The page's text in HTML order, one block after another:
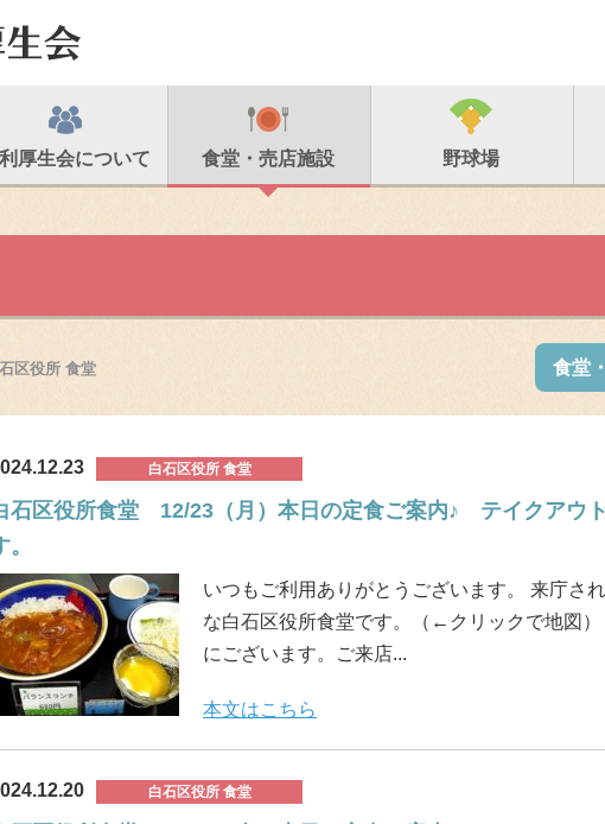
厚生会について 食堂・売店施設 野球場
区役所 食堂 食堂
白石区役所 食堂
石区役所食堂 12/23（月）本日の定食ご案内♪ テイクアウ
。
いつもご利用ありがとうございます。 来庁さ
な白石区役所食堂です。（←クリックで地図
にございます。ご来店...
本文はこちら
白石区役所 食堂